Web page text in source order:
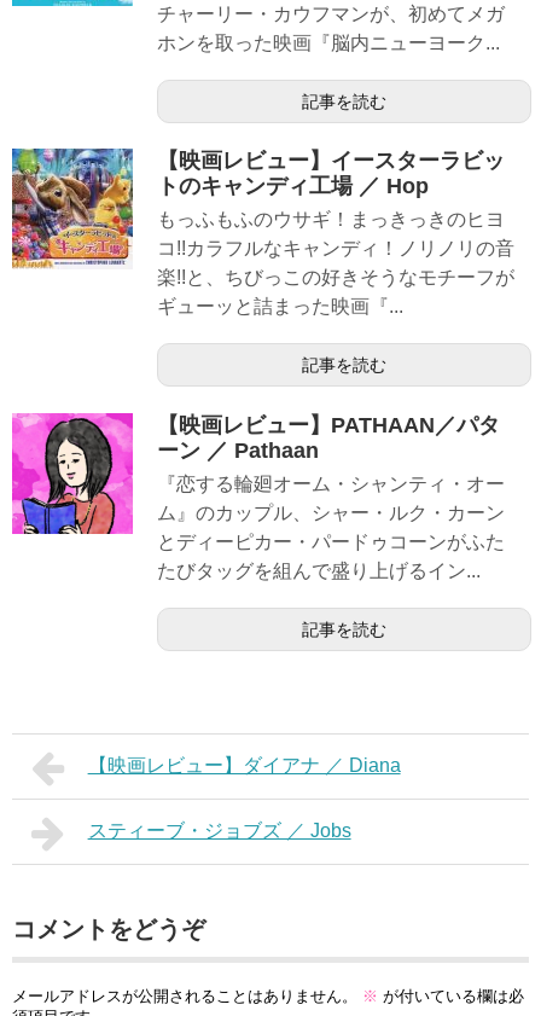
チャーリー・カウフマンが、初めてメガ
ホンを取った映画『脳内ニューヨーク...
記事を読む
【映画レビュー】イースターラビッ
トのキャンディ工場 ／ Hop
もっふもふのウサギ！まっきっきのヒヨ
コ!!カラフルなキャンディ！ノリノリの音
楽!!と、ちびっこの好きそうなモチーフが
ギューッと詰まった映画『...
記事を読む
【映画レビュー】PATHAAN／パタ
ーン ／ Pathaan
『恋する輪廻オーム・シャンティ・オー
ム』のカップル、シャー・ルク・カーン
とディーピカー・パードゥコーンがふた
たびタッグを組んで盛り上げるイン...
記事を読む
【映画レビュー】ダイアナ ／ Diana
スティーブ・ジョブズ ／ Jobs
コメントをどうぞ
メールアドレスが公開されることはありません。 ※ が付いている欄は必